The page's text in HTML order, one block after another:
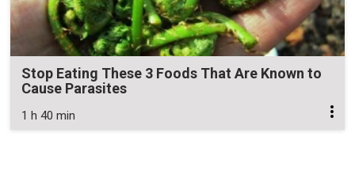
Stop Eating These 3 Foods That Are Known to
Cause Parasites
1 h 40 min